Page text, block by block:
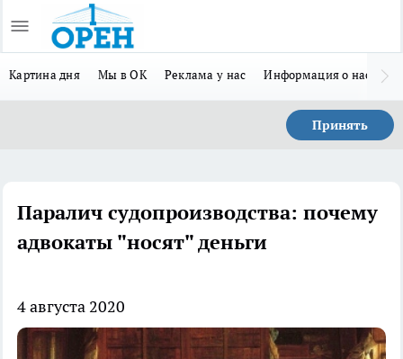
Картина дня Мы в ОК Реклама у нас Информация о нас
Принять
Паралич судопроизводства: почему
адвокаты "носят" деньги
4 августа 2020